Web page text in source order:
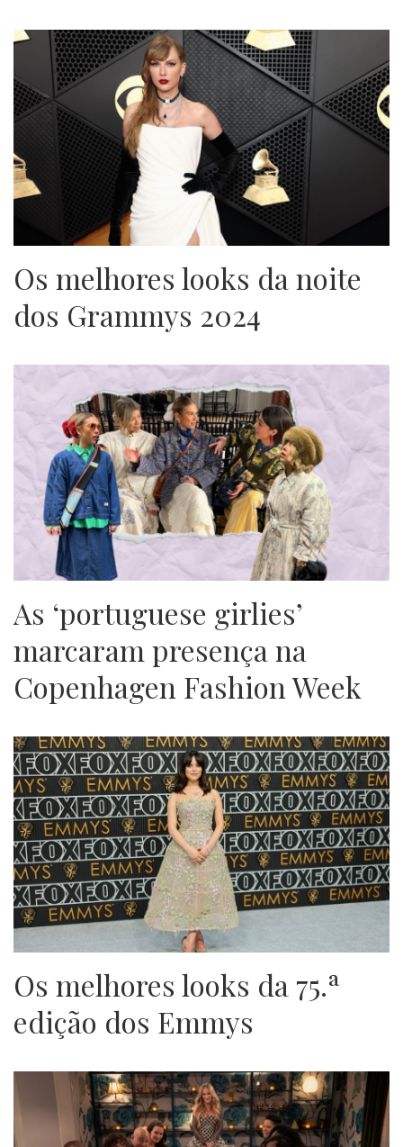
Os melhores looks da noite
dos Grammys 2024
As ‘portuguese girlies’
marcaram presença na
Copenhagen Fashion Week
Os melhores looks da 75.ª
edição dos Emmys